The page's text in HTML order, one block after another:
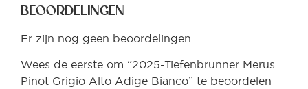
BEOORDELINGEN
Er zijn nog geen beoordelingen.
Wees de eerste om “2025-Tiefenbrunner Merus
Pinot Grigio Alto Adige Bianco” te beoordelen